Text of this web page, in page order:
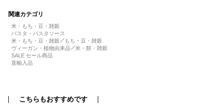
関連カテゴリ
米・もち・豆・雑穀
パスタ・パスタソース
米・もち・豆・雑穀
もち・豆・雑穀
ヴィーガン・植物由来品
米・餅・雑穀
SALE セール商品
直輸入品
こちらもおすすめです